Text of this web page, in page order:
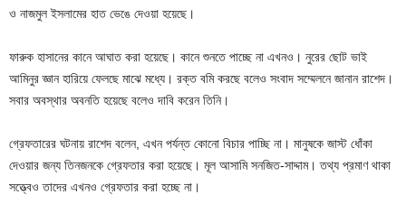
ও নাজমুল ইসলামের হাত ভেঙে দেওয়া হয়েছে।
ফারুক হাসানের কানে আঘাত করা হয়েছে। কানে শুনতে পাচ্ছে না এখনও। নুরের ছোট ভাই
আমিনুর জ্ঞান হারিয়ে ফেলছে মাঝে মধ্যে। রক্ত বমি করছে বলেও সংবাদ সম্মেলনে জানান রাশেদ।
সবার অবস্থার অবনতি হয়েছে বলেও দাবি করেন তিনি।
গ্রেফতারের ঘটনায় রাশেদ বলেন, এখন পর্যন্ত কোনো বিচার পাচ্ছি না। মানুষকে জাস্ট ধোঁকা
দেওয়ার জন্য তিনজনকে গ্রেফতার করা হয়েছে। মূল আসামি সনজিত-সাদ্দাম। তথ্য প্রমাণ থাকা
সত্ত্বেও তাদের এখনও গ্রেফতার করা হচ্ছে না।